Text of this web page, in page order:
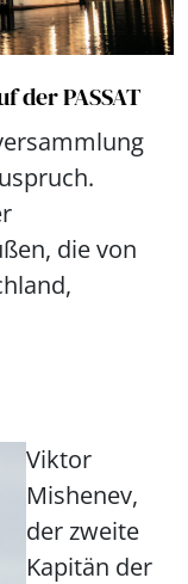
der PASSAT
die von
Viktor
Mishenev,
der zweite
Kapitän der